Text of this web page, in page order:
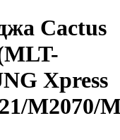
Cactus
Xpress
M2070/